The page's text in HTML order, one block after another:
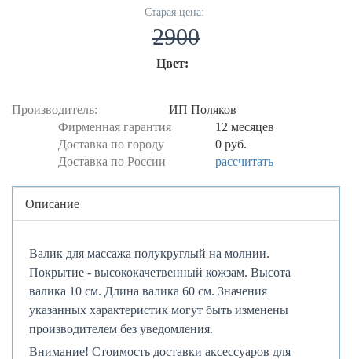
Старая цена:
2900
Цвет:
Производитель:
ИП Поляков
Фирменная гарантия
12 месяцев
Доставка по городу
0 руб.
Доставка по России
рассчитать
Центральная
часть
Описание
Валик для массажа полукруглый на молнии.
Покрытие - высококачетвенный кожзам. Высота
валика 10 см. Длина валика 60 см. Значения
указанных характеристик могут быть изменены
производителем без уведомления.
Внимание! Стоимость доставки аксессуаров для